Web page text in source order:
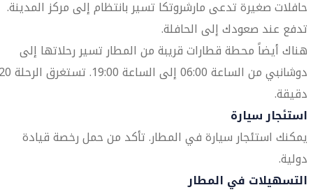
حافلات صغيرة تدعى مارشروتكا تسير بانتظام إلى مركز المدينة.
تدفع عند صعودك إلى الحافلة.
هناك أيضاً محطة قطارات قريبة من المطار تسير رحلاتها إلى
دوشانبي من الساعة 06:00 إلى
دقيقة.
استئجار سيارة
يمكنك استئجار سيارة في المطار. تأكد من حمل رخصة قيادة
دولية.
التسهيلات في المطار